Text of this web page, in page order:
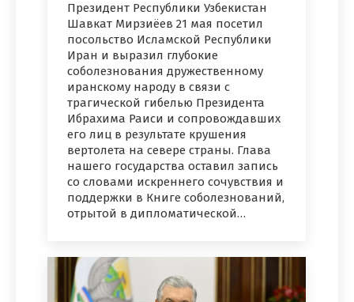
Президент Республики Узбекистан
Шавкат Мирзиёев 21 мая посетил
посольство Исламской Республики
Иран и выразил глубокие
соболезнования дружественному
иранскому народу в связи с
трагической гибелью Президента
Ибрахима Раиси и сопровождавших
его лиц в результате крушения
вертолета на севере страны. Глава
нашего государства оставил запись
со словами искреннего сочувствия и
поддержки в Книге соболезнований,
отрытой в дипломатической…